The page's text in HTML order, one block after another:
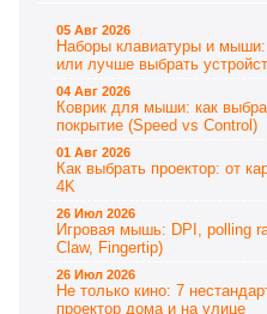
05 Авг 2026
Наборы клавиатуры и мыши:
или лучше выбрать
04 Авг 2026
Коврик для мыши: как
покрытие (Speed vs Control)
01 Авг 2026
Как выбрать проектор: от
4K
26 Июл 2026
Игровая мышь: DPI, polling
Claw, Fingertip)
26 Июл 2026
Не только кино: 7
проектор дома и на улице